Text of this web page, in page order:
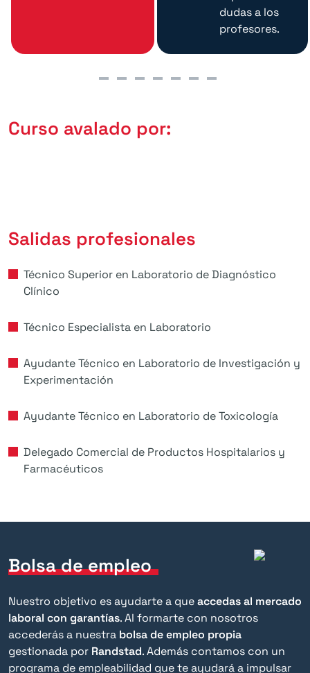
dudas a los
profesores.
Curso avalado por:
Salidas profesionales
Técnico Superior en Laboratorio de Diagnóstico
Clínico
Técnico Especialista en Laboratorio
Ayudante Técnico en Laboratorio de Investigación y
Experimentación
Ayudante Técnico en Laboratorio de Toxicología
Delegado Comercial de Productos Hospitalarios y
Farmacéuticos
Bolsa de empleo
Nuestro objetivo es ayudarte a queaccedas al mercado
laboral con garantías. Al formarte con nosotros
accederás a nuestra bolsa de empleo propia
gestionada por Randstad. Además contamos con un
programa de empleabilidad que te ayudará a impulsar